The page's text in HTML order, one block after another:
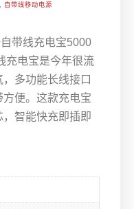
自带线移动电源
带线充电宝5000
充电宝是今年很流
多功能长线接口
便。这款充电宝
智能快充即插即